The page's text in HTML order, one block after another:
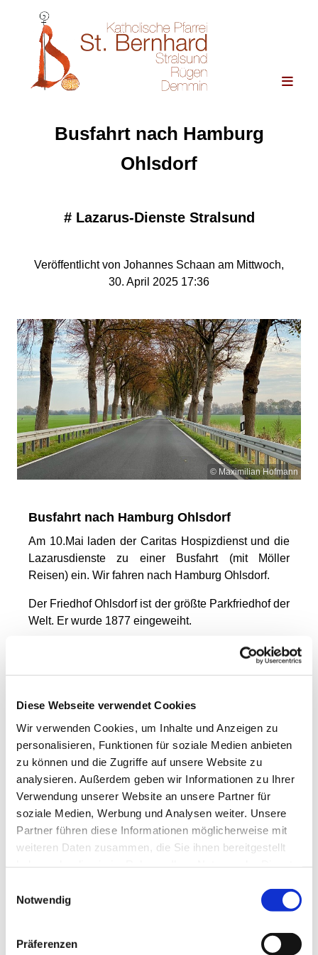
Diese Webseite verwendet Cookies
Wir verwenden Cookies, um Inhalte und Anzeigen zu
personalisieren, Funktionen für soziale Medien anbieten
zu können und die Zugriffe auf unsere Website zu
analysieren. Außerdem geben wir Informationen zu Ihrer
Verwendung unserer Website an unsere Partner für
soziale Medien, Werbung und Analysen weiter. Unsere
Partner führen diese Informationen möglicherweise mit
weiteren Daten zusammen, die Sie ihnen bereitgestellt
Notwendig
Präferenzen
Busfahrt nach Hamburg
Ohlsdorf
# Lazarus-Dienste Stralsund
Veröffentlicht von Johannes Schaan am Mittwoch,
30. April 2025 17:36
© Maximilian Hofmann
Busfahrt nach Hamburg Ohlsdorf
Am 10.Mai laden der Caritas Hospizdienst und die
Lazarusdienste zu einer Busfahrt (mit Möller
Reisen) ein. Wir fahren nach Hamburg Ohlsdorf.
Der Friedhof Ohlsdorf ist der größte Parkfriedhof der
Welt. Er wurde 1877 eingeweiht.
Unter alten Bäumen können Sie hier die blühende
Natur genießen. Der Friedhof erstreckt sich über
Grünanlage. Über das gesamte Areal verteilen sich
Fedder, Klaus Barkowsky, Loki Schmidt, Inge
Meysel, sind hier bestattet. Nicht nur Bäume und
Sträucher und Blumen gedeihen hier, auch die
Teiche und Bäche sind das Zuhause von
zahlreichen Wasservögeln.
Interessant sind hier auch die Bestattungsarten und
Grabstätten. Lassen Sie sich überraschen.
Stralsunder Bahnhof) los.
dauernde Führung. Dann werden wir noch ein